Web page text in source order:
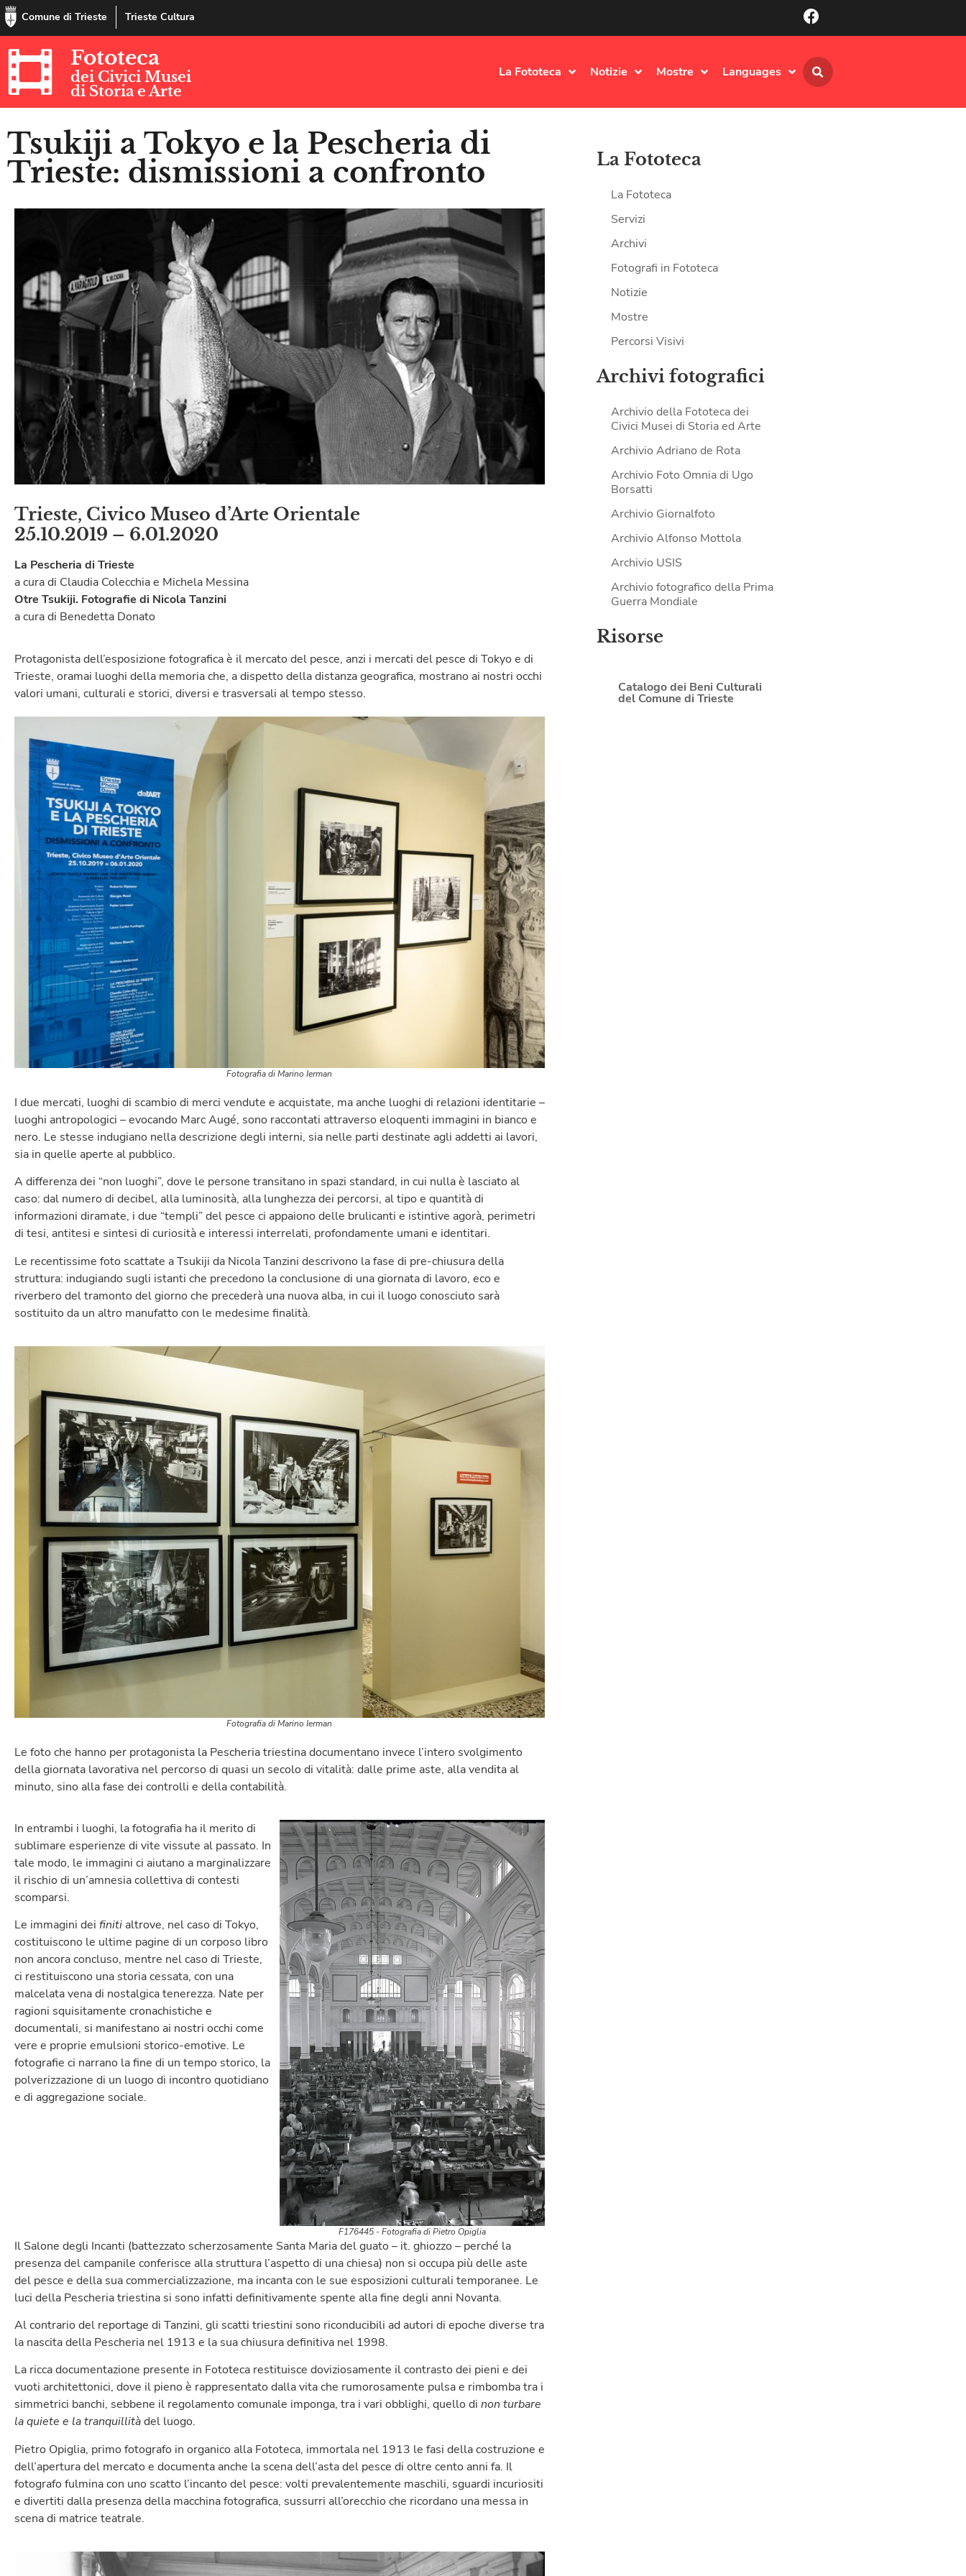
Comune di Trieste Trieste Cultura
Fototeca
dei Civici Musei
di Storia e Arte
La Fototeca Notizie Mostre Languages
Tsukiji a Tokyo e la Pescheria di
Trieste: dismissioni a confronto
Trieste, Civico Museo d’Arte Orientale
25.10.2019 – 6.01.2020
La Pescheria di Trieste
a cura di Claudia Colecchia e Michela Messina
Otre Tsukiji. Fotografie di Nicola Tanzini
a cura di Benedetta Donato
Protagonista dell’esposizione fotografica è il mercato del pesce, anzi i mercati del pesce di Tokyo e di
Trieste, oramai luoghi della memoria che, a dispetto della distanza geografica, mostrano ai nostri occhi
valori umani, culturali e storici, diversi e trasversali al tempo stesso.
Fotografia di Marino Ierman
I due mercati, luoghi di scambio di merci vendute e acquistate, ma anche luoghi di relazioni identitarie –
luoghi antropologici – evocando Marc Augé, sono raccontati attraverso eloquenti immagini in bianco e
nero. Le stesse indugiano nella descrizione degli interni, sia nelle parti destinate agli addetti ai lavori,
sia in quelle aperte al pubblico.
A differenza dei “non luoghi”, dove le persone transitano in spazi standard, in cui nulla è lasciato al
caso: dal numero di decibel, alla luminosità, alla lunghezza dei percorsi, al tipo e quantità di
informazioni diramate, i due “templi” del pesce ci appaiono delle brulicanti e istintive agorà, perimetri
di tesi, antitesi e sintesi di curiosità e interessi interrelati, profondamente umani e identitari.
Le recentissime foto scattate a Tsukiji da Nicola Tanzini descrivono la fase di pre-chiusura della
struttura: indugiando sugli istanti che precedono la conclusione di una giornata di lavoro, eco e
riverbero del tramonto del giorno che precederà una nuova alba, in cui il luogo conosciuto sarà
sostituito da un altro manufatto con le medesime finalità.
Fotografia di Marino Ierman
Le foto che hanno per protagonista la Pescheria triestina documentano invece l’intero svolgimento
della giornata lavorativa nel percorso di quasi un secolo di vitalità: dalle prime aste, alla vendita al
minuto, sino alla fase dei controlli e della contabilità.
In entrambi i luoghi, la fotografia ha il merito di
sublimare esperienze di vite vissute al passato. In
tale modo, le immagini ci aiutano a marginalizzare
il rischio di un’amnesia collettiva di contesti
scomparsi.
Le immagini dei finiti altrove, nel caso di Tokyo,
costituiscono le ultime pagine di un corposo libro
non ancora concluso, mentre nel caso di Trieste,
ci restituiscono una storia cessata, con una
malcelata vena di nostalgica tenerezza. Nate per
ragioni squisitamente cronachistiche e
documentali, si manifestano ai nostri occhi come
vere e proprie emulsioni storico-emotive. Le
fotografie ci narrano la fine di un tempo storico, la
polverizzazione di un luogo di incontro quotidiano
e di aggregazione sociale.
F176445 - Fotografia di Pietro Opiglia
Il Salone degli Incanti (battezzato scherzosamente Santa Maria del guato – it. ghiozzo – perché la
presenza del campanile conferisce alla struttura l’aspetto di una chiesa) non si occupa più delle aste
del pesce e della sua commercializzazione, ma incanta con le sue esposizioni culturali temporanee. Le
luci della Pescheria triestina si sono infatti definitivamente spente alla fine degli anni Novanta.
Al contrario del reportage di Tanzini, gli scatti triestini sono riconducibili ad autori di epoche diverse tra
la nascita della Pescheria nel 1913 e la sua chiusura definitiva nel 1998.
La ricca documentazione presente in Fototeca restituisce doviziosamente il contrasto dei pieni e dei
vuoti architettonici, dove il pieno è rappresentato dalla vita che rumorosamente pulsa e rimbomba tra i
simmetrici banchi, sebbene il regolamento comunale imponga, tra i vari obblighi, quello di non turbare
la quiete e la tranquillitàdel luogo.
Pietro Opiglia, primo fotografo in organico alla Fototeca, immortala nel 1913 le fasi della costruzione e
dell’apertura del mercato e documenta anche la scena dell’asta del pesce di oltre cento anni fa. Il
fotografo fulmina con uno scatto l’incanto del pesce: volti prevalentemente maschili, sguardi incuriositi
e divertiti dalla presenza della macchina fotografica, sussurri all’orecchio che ricordano una messa in
scena di matrice teatrale.
La Fototeca
La Fototeca
Servizi
Archivi
Fotografi in Fototeca
Notizie
Mostre
Percorsi Visivi
Archivi fotografici
Archivio della Fototeca dei
Civici Musei di Storia ed Arte
Archivio Adriano de Rota
Archivio Foto Omnia di Ugo
Borsatti
Archivio Giornalfoto
Archivio Alfonso Mottola
Archivio USIS
Archivio fotografico della Prima
Guerra Mondiale
Risorse
Catalogo dei Beni Culturali
del Comune di Trieste